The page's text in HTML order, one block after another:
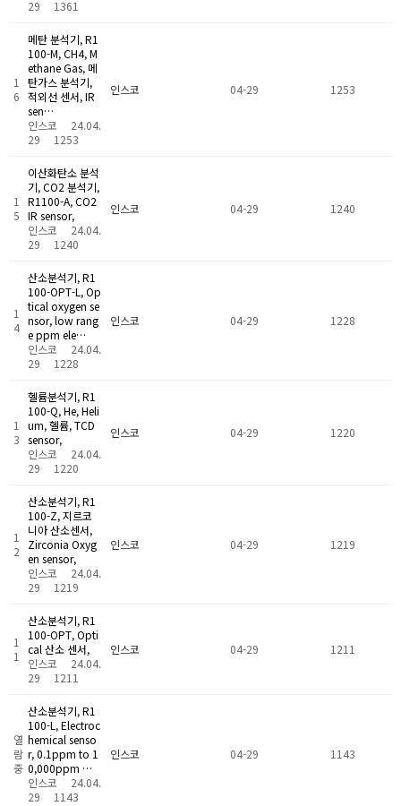
29 1361
1
6
메탄 분석기, R1
100-M, CH4, M
ethane Gas, 메
탄가스 분석기,
적외선 센서, IR
sen…
인스코
24.04.
29
1253
인스코 04-29 1253
1
5
이산화탄소 분석
기, CO2 분석기,
R1100-A, CO2
IR sensor,
인스코
24.04.
29
1240
인스코 04-29 1240
1
4
산소분석기, R1
100-OPT-L, Op
tical oxygen se
nsor, low rang
e ppm ele…
인스코
24.04.
29
1228
인스코 04-29 1228
1
3
헬륨분석기, R1
100-Q, He, Heli
um, 헬륨, TCD
sensor,
인스코
24.04.
29
1220
인스코 04-29 1220
1
2
산소분석기, R1
100-Z, 지르코
니아 산소센서,
Zirconia Oxyg
en sensor,
인스코
24.04.
29
1219
인스코 04-29 1219
1
1
산소분석기, R1
100-OPT, Opti
cal 산소 센서,
인스코
24.04.
29
1211
인스코 04-29 1211
열
람
중
산소분석기, R1
100-L, Electroc
hemical senso
r, 0.1ppm to 1
0,000ppm …
인스코
24.04.
29
1143
인스코 04-29 1143